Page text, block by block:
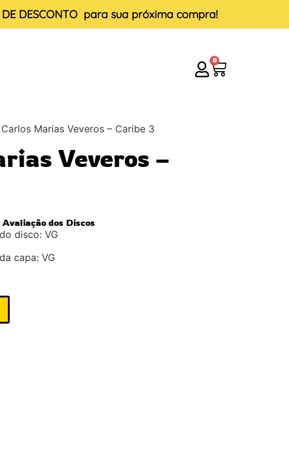
DESCONTO para sua próxima compra!
0
Marias Veveros – Caribe 3
Veveros –
dos Discos
disco: VG
capa: VG